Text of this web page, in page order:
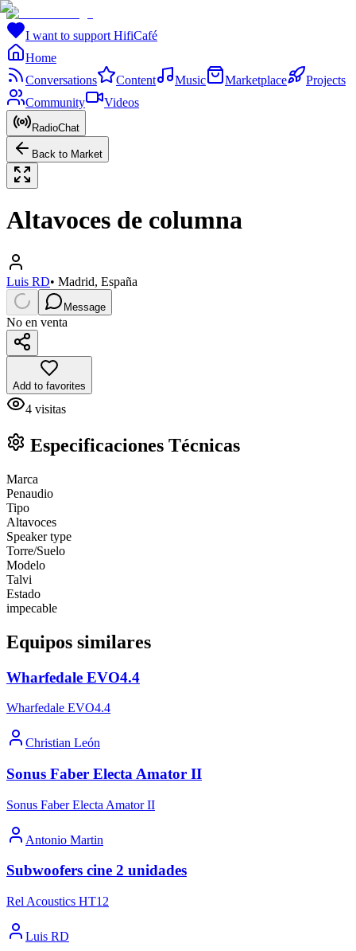
I want to support HifiCafé
Home
Conversations
Content Music Marketplace
Projects
Community
Videos
RadioChat
Back to Market
Altavoces de columna
Luis RD• Madrid, España
Message
No en venta
Add to favorites
4 visitas
Especificaciones Técnicas
Marca
Penaudio
Tipo
Altavoces
Speaker type
Torre/Suelo
Modelo
Talvi
Estado
impecable
Equipos similares
Wharfedale EVO4.4
Wharfedale EVO4.4
Christian León
Sonus Faber Electa Amator II
Sonus Faber Electa Amator II
Antonio Martin
Subwoofers cine 2 unidades
Rel Acoustics HT12
Luis RD